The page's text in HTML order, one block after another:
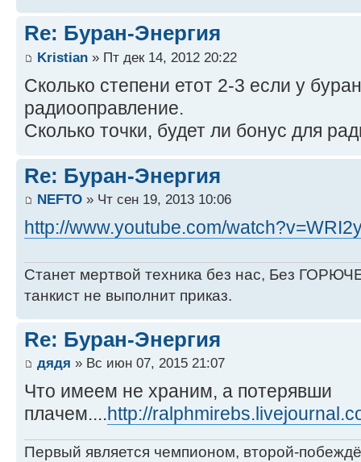
Re: Буран-Энергия
Kristian » Пт дек 14, 2012 20:22
Сколько степени етот 2-3 если у
радиооправление.
Сколько точки, будет ли бонус для
Re: Буран-Энергия
NEFTO » Чт сен 19, 2013 10:06
http://www.youtube.com/
Станет мертвой техника без нас, Без
танкист не выполнит приказ.
Re: Буран-Энергия
дядя » Вс июн 07, 2015 21:07
Что имеем не храним, а потерявши
плачем....http://
Первый является чемпионом, второй-